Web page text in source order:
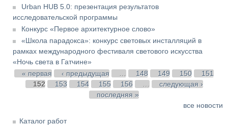
Urban HUB 5.0: презентация результатов
исследовательской программы
Конкурс «Первое архитектурное слово»
«Школа парадокса»: конкурс световых инсталляций в
рамках международного фестиваля светового искусства
«Ночь света в Гатчине»
Страницы
« первая ‹ предыдущая 148 149 150
151
152
153 154 155 156
следующая ›
последняя »
все новости
Каталог работ